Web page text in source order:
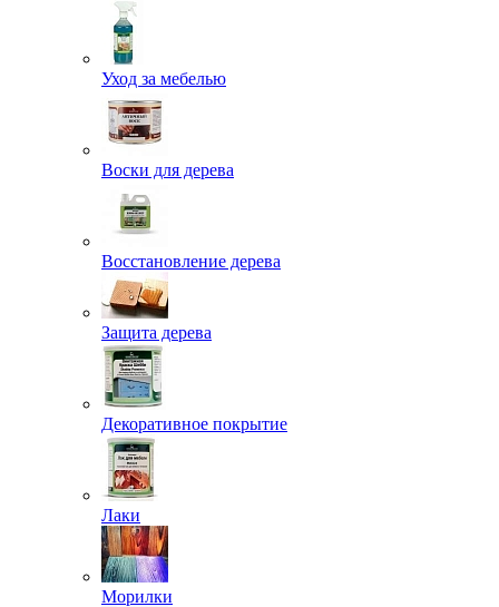
Уход за мебелью
Воски для дерева
Восстановление дерева
Защита дерева
Декоративное покрытие
Лаки
Морилки